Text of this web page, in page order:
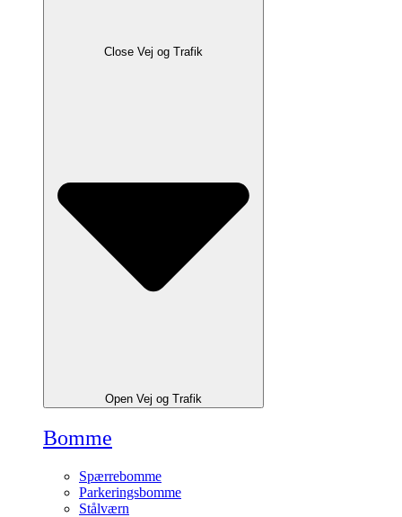
Close Vej og Trafik
Open Vej og Trafik
Bomme
Spærrebomme
Parkeringsbomme
Stålværn